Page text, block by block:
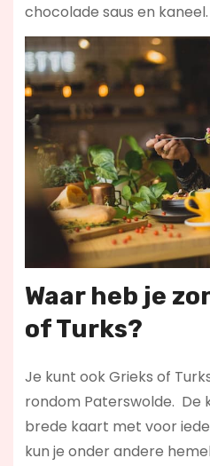
chocolade saus en kaneel.
Waar heb je
of Turks?
Je kunt ook Grieks of
rondom Paterswolde. De
brede kaart met voor
kun je onder andere